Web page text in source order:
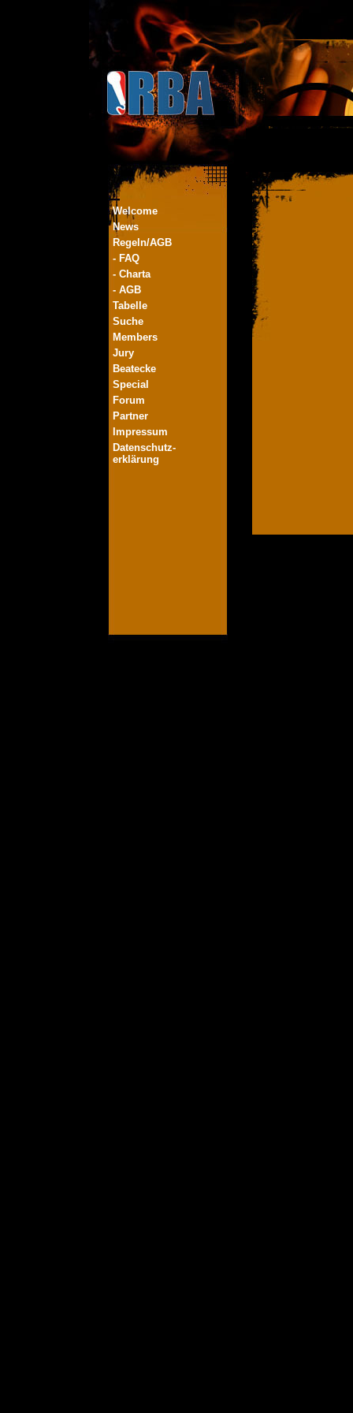
Welcome
News
Regeln/AGB
- FAQ
- Charta
- AGB
Tabelle
Suche
Members
Jury
Beatecke
Special
Forum
Partner
Impressum
Datenschutz-
erklärung